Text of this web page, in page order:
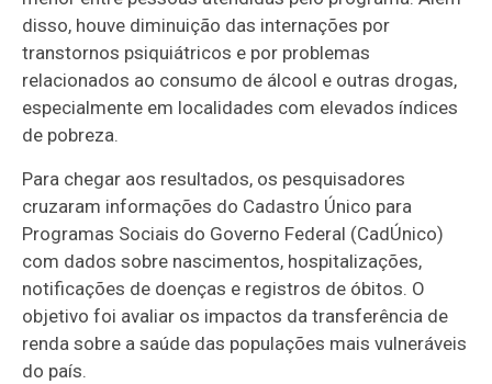
disso, houve diminuição das internações por
transtornos psiquiátricos e por problemas
relacionados ao consumo de álcool e outras drogas,
especialmente em localidades com elevados índices
de pobreza.
Para chegar aos resultados, os pesquisadores
cruzaram informações do Cadastro Único para
Programas Sociais do Governo Federal (CadÚnico)
com dados sobre nascimentos, hospitalizações,
notificações de doenças e registros de óbitos. O
objetivo foi avaliar os impactos da transferência de
renda sobre a saúde das populações mais vulneráveis
do país.